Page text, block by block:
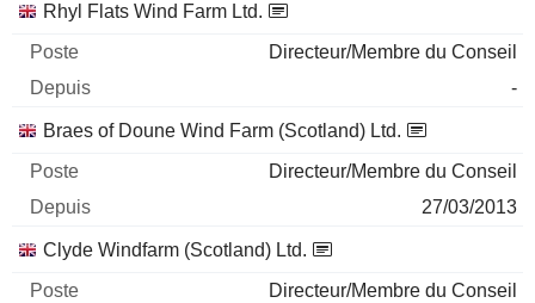
Sociétés Poste Début
Rhyl Flats Wind Farm Ltd.
Directeur/Membre du Conseil
-
Braes of Doune Wind Farm (Scotland) Ltd.
Directeur/Membre du Conseil
27/03/2013
Clyde Windfarm (Scotland) Ltd.
Directeur/Membre du Conseil